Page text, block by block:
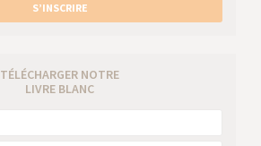
S’INSCRIRE
TÉLÉCHARGER NOTRE
LIVRE BLANC